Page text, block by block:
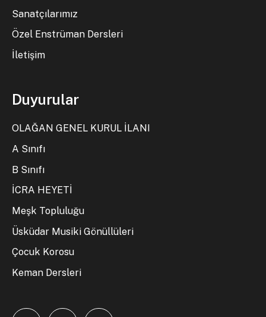
Sanatçılarımız
Özel Enstrüman Dersleri
İletişim
Duyurular
OLAĞAN GENEL KURUL İLANI
A Sınıfı
B Sınıfı
İCRA HEYETİ
Meşk Topluluğu
Üsküdar Musiki Gönüllüleri
Çocuk Korosu
Keman Dersleri